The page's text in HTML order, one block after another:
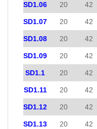
SD1.06 20 42
SD1.07 20 42
SD1.08 20 42
SD1.09 20 42
SD1.1 20 42
SD1.11 20 42
SD1.12 20 42
SD1.13 20 42